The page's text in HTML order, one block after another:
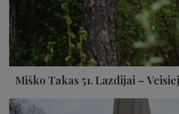
Miško Takas 51. Lazdijai –